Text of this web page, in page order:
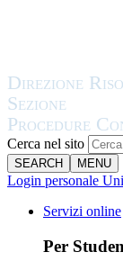
Cerca nel sito
SEARCH MENU
Login personale
Servizi online
Per